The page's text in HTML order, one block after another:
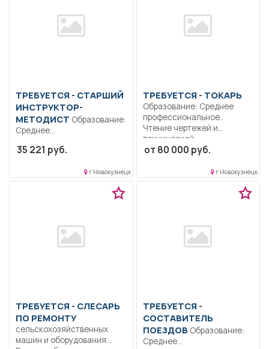
ТРЕБУЕТСЯ - СТАРШИЙ
ИНСТРУКТОР-
МЕТОДИСТ
Среднее
образование..
свой профессиональный
уровень,...
35 221 руб.
г Новокузнецк
ТРЕБУЕТСЯ - ТОКАРЬ
Образование: Среднее
профессиональное..
Чтение чертежей и
технической
документации;
от 80 000 руб.
г Новокузнецк
ТРЕБУЕТСЯ - СЛЕСАРЬ
ПО РЕМОНТУ
сельскохозяйственных
машин и оборудования
ТРЕБУЕТСЯ -
СОСТАВИТЕЛЬ
ПОЕЗДОВ
Среднее